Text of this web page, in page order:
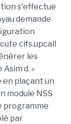
s'effectue
demande
cifs.upcall
les
d. «
plaçant un
module NSS
programme
par